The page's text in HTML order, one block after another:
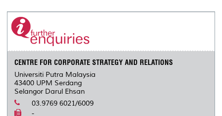
CENTRE FOR CORPORATE STRATEGY AND RELATIONS
Universiti Putra Malaysia
43400 UPM Serdang
Selangor Darul Ehsan
03.9769 6021/6009
-